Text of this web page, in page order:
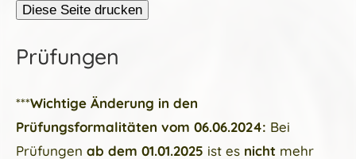
Prüfungen
***Wichtige Änderung in den
Prüfungsformalitäten vom 06.06.2024: Bei
Prüfungen ab dem 01.01.2025 ist es nicht mehr